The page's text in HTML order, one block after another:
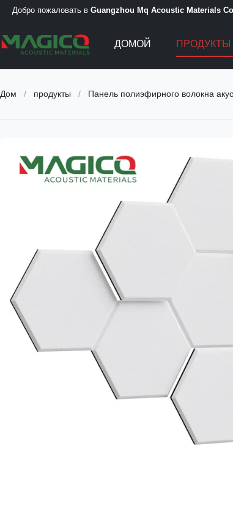
Добро пожаловать в Guangzhou Mq Acoustic Materials
ДОМОЙ ПРОДУКТЫ
Дом / продукты / Панель полиэфирного волокна